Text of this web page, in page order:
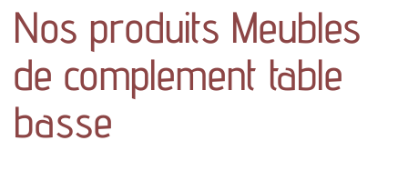
séjours
meubles de complément
chambres et dressing
Nos produits Meubles
de complement table
basse